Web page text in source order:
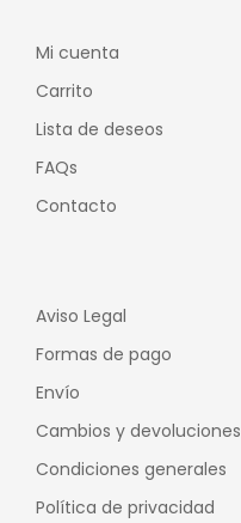
Mi cuenta
Carrito
Lista de deseos
FAQs
Contacto
Aviso Legal
Formas de pago
Envío
Cambios y devoluciones
Condiciones generales
Política de privacidad